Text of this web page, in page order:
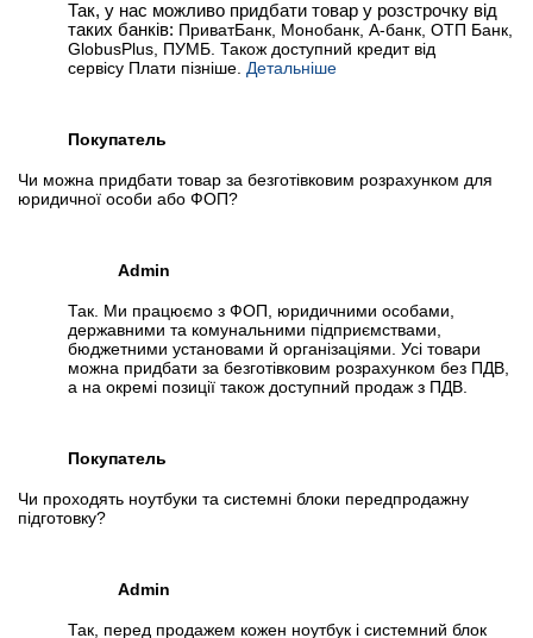
Так, у нас можливо придбати товар у розстрочку від
таких банків: ПриватБанк, Монобанк, А-банк, ОТП Банк,
GlobusPlus, ПУМБ. Також доступний кредит від
сервісу Плати пізніше. Детальніше
Покупатель
Чи можна придбати товар за безготівковим розрахунком для
юридичної особи або ФОП?
Admin
Так. Ми працюємо з ФОП, юридичними особами,
державними та комунальними підприємствами,
бюджетними установами й організаціями. Усі товари
можна придбати за безготівковим розрахунком без ПДВ,
а на окремі позиції також доступний продаж з ПДВ.
Покупатель
Чи проходять ноутбуки та системні блоки передпродажну
підготовку?
Admin
Так, перед продажем кожен ноутбук і системний блок